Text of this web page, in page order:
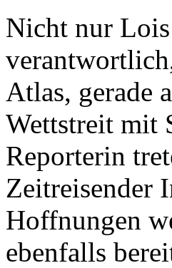
Nicht nur Lois
Atlas, gerade
Wettstreit mit
Reporterin
Zeitreisender
Hoffnungen
ebenfalls